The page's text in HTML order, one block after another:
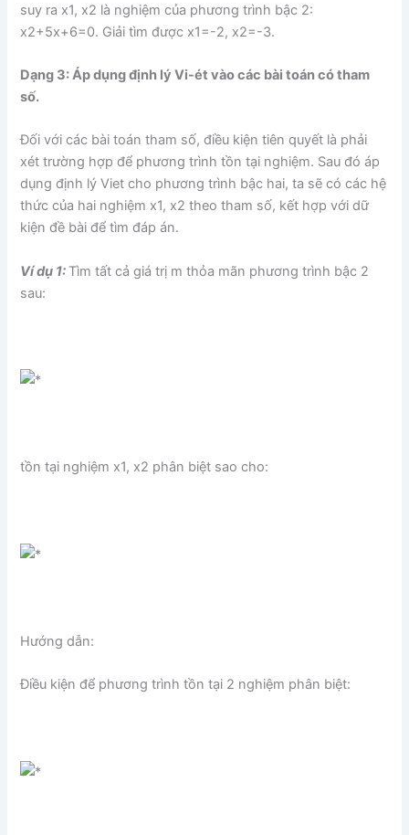
suy ra x1, x2 là nghiệm của phương trình bậc 2:
x2+5x+6=0. Giải tìm được x1=-2, x2=-3.
Dạng 3: Áp dụng định lý Vi-ét vào các bài toán có tham
số.
Đối với các bài toán tham số, điều kiện tiên quyết là phải
xét trường hợp để phương trình tồn tại nghiệm. Sau đó áp
dụng định lý Viet cho phương trình bậc hai, ta sẽ có các hệ
thức của hai nghiệm x1, x2 theo tham số, kết hợp với dữ
kiện đề bài để tìm đáp án.
Ví dụ 1: Tìm tất cả giá trị m thỏa mãn phương trình bậc 2
sau:
tồn tại nghiệm x1, x2 phân biệt sao cho:
Hướng dẫn:
Điều kiện để phương trình tồn tại 2 nghiệm phân biệt: